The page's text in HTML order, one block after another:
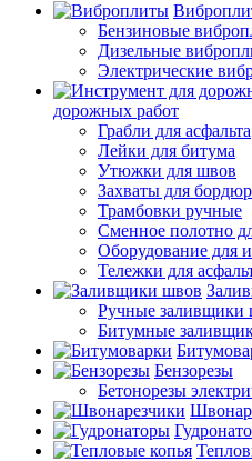
Бензиновые
Дизельные
Электрические
дорожных работ
Грабли для асфальта
Лейки для битума
Утюжки для швов
Захваты для
Трамбовки ручные
Сменное полотно
Оборудование для
Тележки для
Ручные заливщики
Битумные
Бензорезы
Бетонорезы